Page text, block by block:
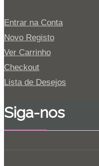
Entrar na Conta
Novo Registo
Ver Carrinho
Checkout
Lista de Desejos
Siga-nos